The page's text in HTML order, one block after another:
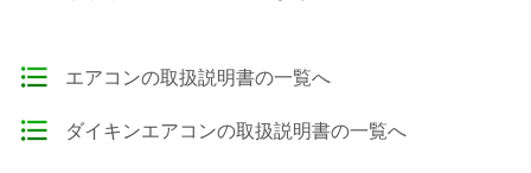
エアコンの取扱説明書の一覧へ
ダイキンエアコンの取扱説明書の一覧へ